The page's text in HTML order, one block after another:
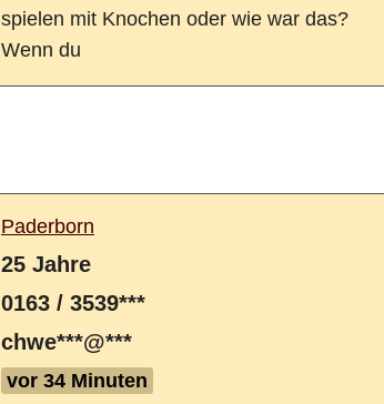
spielen mit Knochen oder wie war das?
Wenn du
Paderborn
25 Jahre
0163 / 3539***
chwe***@***
vor 34 Minuten